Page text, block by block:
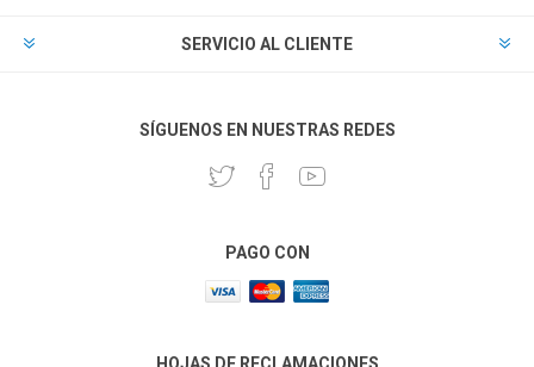
SERVICIO AL CLIENTE
SÍGUENOS EN NUESTRAS REDES
PAGO CON